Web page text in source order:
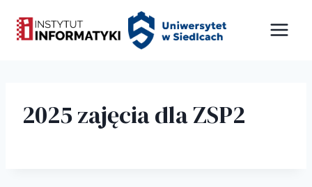
Panel zarządzania plikami cookies
treści
2025 zajęcia dla ZSP2